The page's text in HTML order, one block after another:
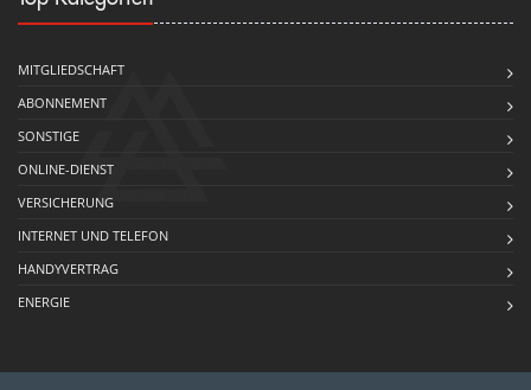
MITGLIEDSCHAFT
ABONNEMENT
SONSTIGE
ONLINE-DIENST
VERSICHERUNG
INTERNET UND TELEFON
HANDYVERTRAG
ENERGIE